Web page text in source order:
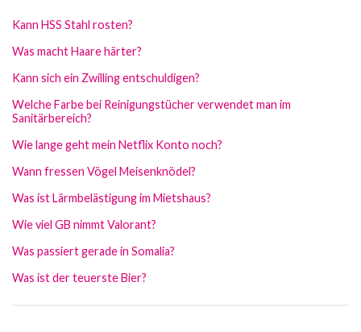
Kann HSS Stahl rosten?
Was macht Haare härter?
Kann sich ein Zwilling entschuldigen?
Welche Farbe bei Reinigungstücher verwendet man im
Sanitärbereich?
Wie lange geht mein Netflix Konto noch?
Wann fressen Vögel Meisenknödel?
Was ist Lärmbelästigung im Mietshaus?
Wie viel GB nimmt Valorant?
Was passiert gerade in Somalia?
Was ist der teuerste Bier?